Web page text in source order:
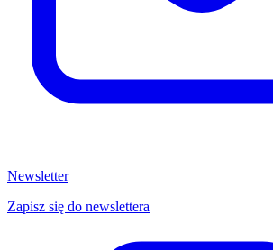
Newsletter
Zapisz się do newslettera